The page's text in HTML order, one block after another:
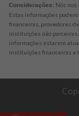
Considerações: Nós nos
Estas informações
financeiras, provedores
instituições não
informações estarem
instituições financeiras e